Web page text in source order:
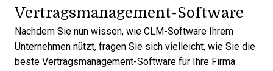
Vertragsmanagement-Software
Nachdem Sie nun wissen, wie CLM-Software Ihrem
Unternehmen nützt, fragen Sie sich vielleicht, wie Sie die
beste Vertragsmanagement-Software für Ihre Firma